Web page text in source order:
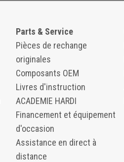
Parts & Service
Pièces de rechange
originales
Composants OEM
Livres d'instruction
ACADEMIE HARDI
Financement et équipement
d'occasion
Assistance en direct à
distance